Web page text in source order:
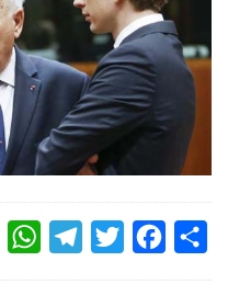
WHATSAPPTELEGRAMTWITTER